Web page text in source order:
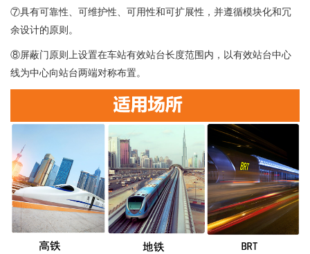
⑦具有可靠性、可维护性、可用性和可扩展性，并遵循模块化和冗
余设计的原则。
⑧屏蔽门原则上设置在车站有效站台长度范围内，以有效站台中心
线为中心向站台两端对称布置。